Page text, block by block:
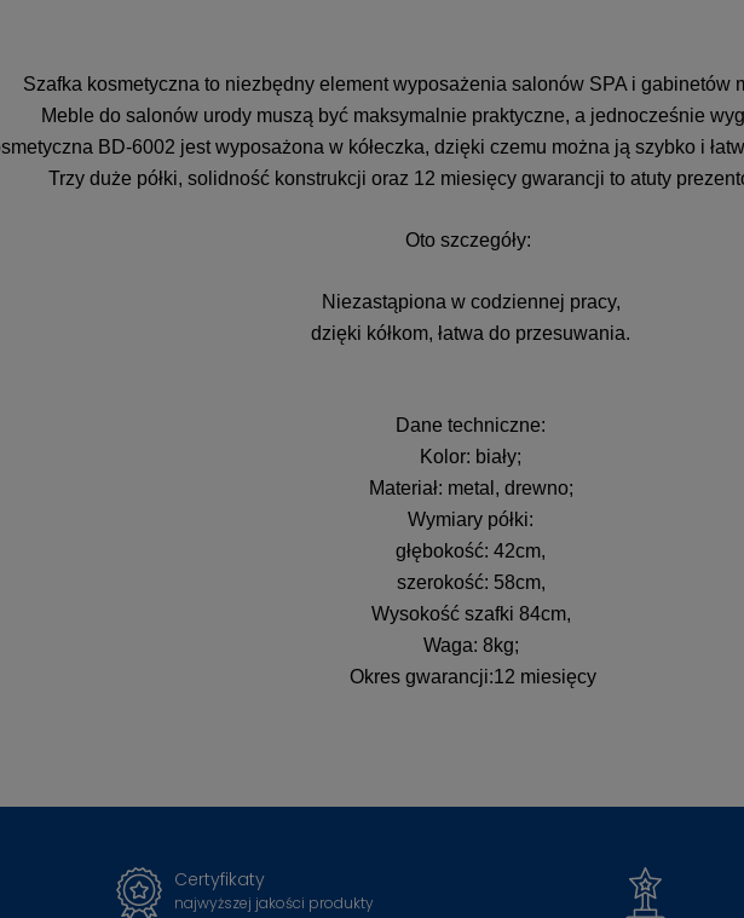
Szafka kosmetyczna to niezbędny element wyposażenia salonów SPA i gabinetów
Meble do salonów urody muszą być maksymalnie praktyczne, a jednocześnie
BD-6002 jest wyposażona w kółeczka, dzięki czemu można ją szybko i
Trzy duże półki, solidność konstrukcji oraz 12 miesięcy gwarancji to atuty
Oto szczegóły:
Niezastąpiona w codziennej pracy,
dzięki kółkom, łatwa do przesuwania.
Dane techniczne:
Kolor: biały;
Materiał: metal, drewno;
Wymiary półki:
głębokość: 42cm,
szerokość: 58cm,
Wysokość szafki 84cm,
Waga: 8kg;
Okres gwarancji:12 miesięcy
Certyfikaty
najwyższej jakości produkty